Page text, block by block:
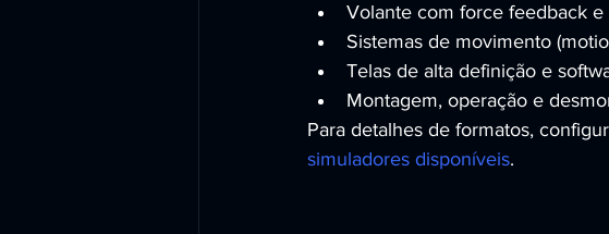
Volante com force feedback
Sistemas de movimento
Telas de alta definição e
Montagem, operação e
Para detalhes de formatos,
simuladores disponíveis.